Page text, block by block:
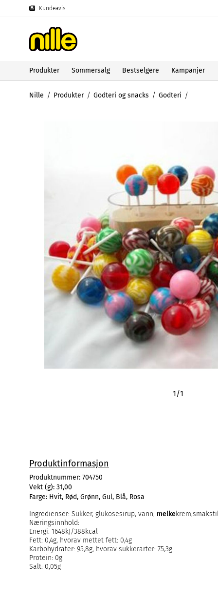
Kundeavis
Produkter Sommersalg Bestselgere Kampanjer
Nille Produkter Godteri og snacks Godteri
1/1
Produktinformasjon
Produktnummer: 704750
Vekt (g): 31,00
Farge: Hvit, Rød, Grønn, Gul, Blå, Rosa
Ingredienser: Sukker, glukosesirup, vann, melke
Næringsinnhold:
Energi: 1648kJ/388kcal
Fett: 0,4g, hvorav mettet fett: 0,4g
Karbohydrater: 95,8g, hvorav sukkerarter: 75,3g
Protein: 0g
Salt: 0,05g